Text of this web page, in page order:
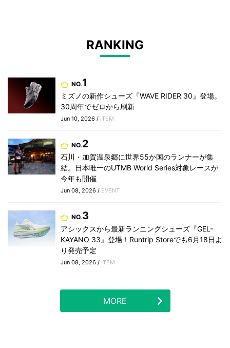
RANKING
NO.1
ミズノの新作シューズ『WAVE RIDER 30』登場。
30周年でゼロから刷新
Jun 10, 2026 / ITEM
NO.2
石川・加賀温泉郷に世界55か国のランナーが集
結。日本唯一のUTMB World Series対象レースが
今年も開催
Jun 08, 2026 / EVENT
NO.3
アシックスから最新ランニングシューズ『GEL-
KAYANO 33』登場！Runtrip Storeでも6月18日よ
り発売予定
Jun 08, 2026 / ITEM
MORE